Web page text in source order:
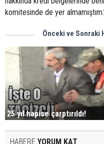
komitesinde de yer
Önceki ve Sonraki
25 yıl hapise çarptırıldı!
HABERE YORUM KAT